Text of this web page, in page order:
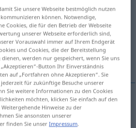
>
anklicken/antippen)
Sie unsere Webseite bestmöglich nutzen
können. Notwendige,
Cookies, die für den Betrieb der Webseite
unserer Webseite erforderlich sind,
Vorauswahl immer auf Ihrem Endgerät
und Cookies, die der Bereitstellung
werden nur gespeichert, wenn Sie uns
Button Ihr Einverständnis
auf „Fortfahren ohne Akzeptieren“. Sie
für zukünftige Besuche unserer
Sie weitere Informationen zu den Cookies
möchten, klicken Sie einfach auf den
Hinweise zu der
Sie ansonsten unserer
finden Sie unserImpressum.